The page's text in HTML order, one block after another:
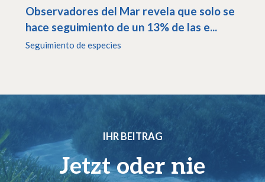
Observadores del Mar revela que solo se
hace seguimiento de un 13% de las e...
Seguimiento de especies
IHR BEITRAG
Jetzt oder nie